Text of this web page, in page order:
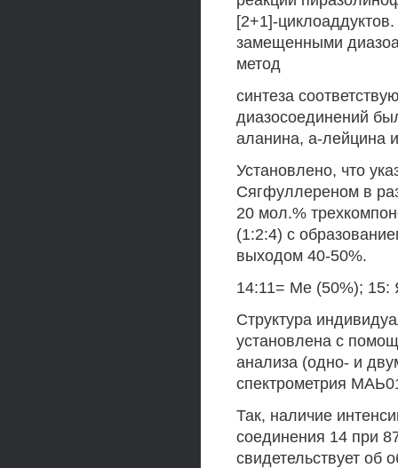
[2+1]-
замещенными
метод
синтеза
диазосоединений
аланина, а-лейцина
Установлено, что
Сягфуллереном в
20 мол.%
(1:2:4) с
выходом 40-50%.
14:11= Ме (50%);
Структура
установлена с
анализа (одно- и
спектрометрия
Так, наличие
соединения 14 при
свидетельствует об